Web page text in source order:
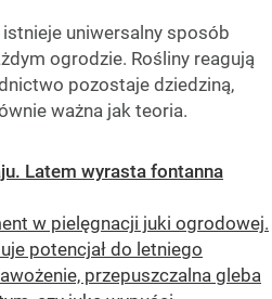
uniwersalny sposób
ogrodzie. Rośliny reagują
pozostaje dziedziną,
ważna jak teoria.
Latem wyrasta fontanna
w pielęgnacji juki ogrodowej.
potencjał do letniego
przepuszczalna gleba